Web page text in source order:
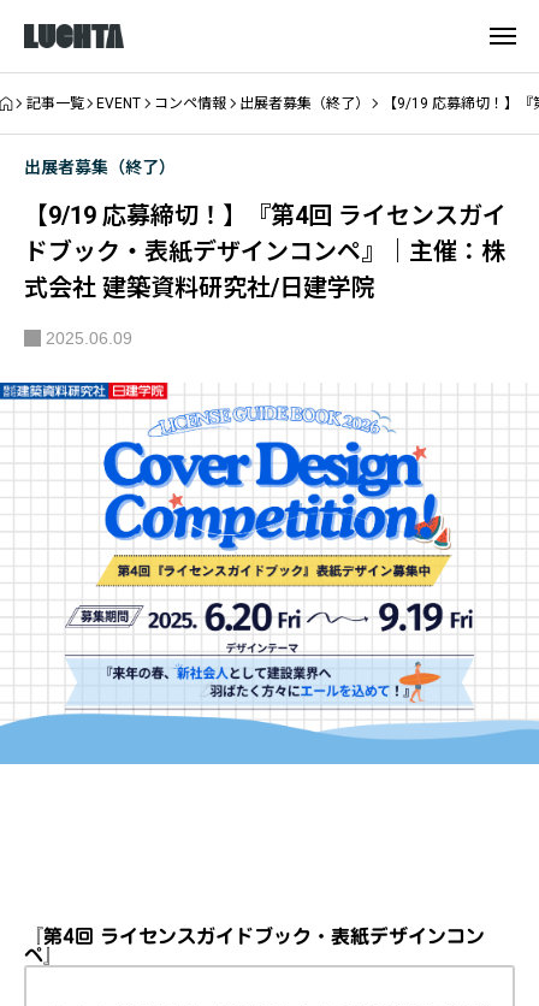
記事一覧 EVENT コンペ情報 出展者募集（終了） 【9/19 応募締切！】
出展者募集（終了）
【9/19 応募締切！】『第4回 ライセンスガイ
ドブック・表紙デザインコンペ』｜主催：株
式会社 建築資料研究社/日建学院
2025.06.09
『第4回 ライセンスガイドブック・表紙デザインコン
ペ』